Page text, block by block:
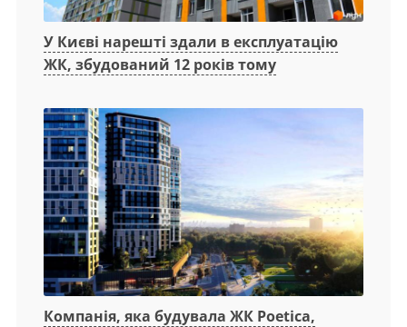
У Києві нарешті здали в експлуатацію
ЖК, збудований 12 років тому
Компанія, яка будувала ЖК Poetica,